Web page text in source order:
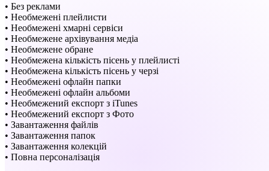
• Без реклами
• Необмежені плейлисти
• Необмежені хмарні сервіси
• Необмежене архівування медіа
• Необмежене обране
• Необмежена кількість пісень у плейлисті
• Необмежена кількість пісень у черзі
• Необмежені офлайн папки
• Необмежені офлайн альбоми
• Необмежений експорт з iTunes
• Необмежений експорт з Фото
• Завантаження файлів
• Завантаження папок
• Завантаження колекцій
• Повна персоналізація